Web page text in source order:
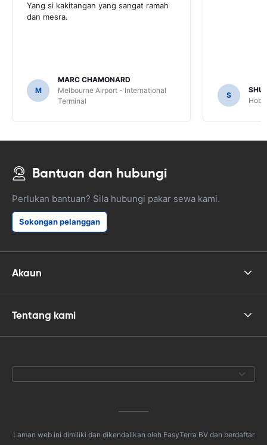
Yang si kakitangan yang sangat ramah
dan mesra.
M
MARC CHAMONARD
Melbourne Airport - International
Terminal
S
Bantuan dan hubungi
Perlukan bantuan? Sila hubungi pakar sewa kami.
Sokongan pelanggan
Akaun
Tentang kami
Laman web ini dimiliki dan dikendalikan oleh EasyTerra BV dan berdaftar